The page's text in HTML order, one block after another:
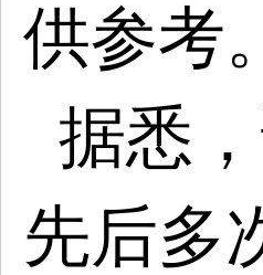
供参考。
据悉
先后多